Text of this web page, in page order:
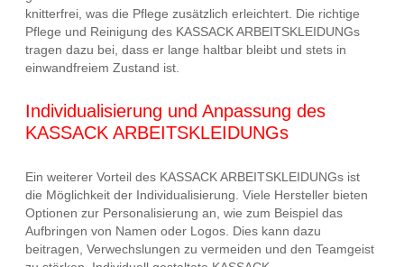
knitterfrei, was die Pflege zusätzlich erleichtert. Die richtige
Pflege und Reinigung des KASSACK ARBEITSKLEIDUNGs
tragen dazu bei, dass er lange haltbar bleibt und stets in
einwandfreiem Zustand ist.
Individualisierung und Anpassung des
KASSACK ARBEITSKLEIDUNGs
Ein weiterer Vorteil des KASSACK ARBEITSKLEIDUNGs ist
die Möglichkeit der Individualisierung. Viele Hersteller bieten
Optionen zur Personalisierung an, wie zum Beispiel das
Aufbringen von Namen oder Logos. Dies kann dazu
beitragen, Verwechslungen zu vermeiden und den Teamgeist